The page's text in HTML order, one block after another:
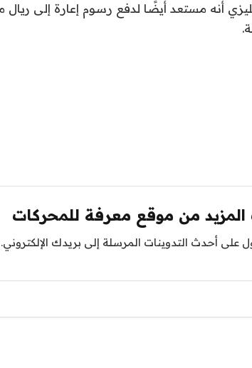
أنه مستعد أيضًا لدفع رسوم إعارة إلى ريال
من موقع معرفة للمحركات
أحدث التدوينات المرسلة إلى بريدك الإلكتروني.